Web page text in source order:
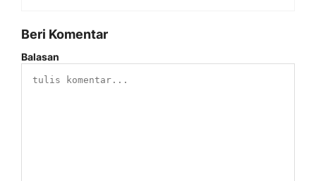
Beri Komentar
Balasan